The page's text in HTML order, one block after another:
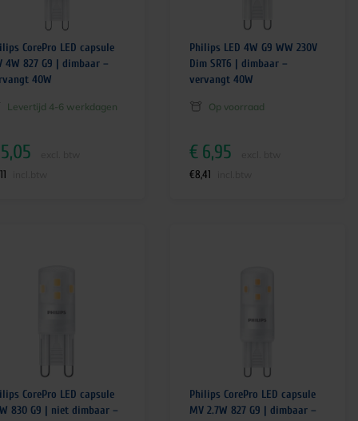
CorePro LED capsule
4W 827 G9 | dimbaar –
40W
Levertijd 4-6 werkdagen
5,05
Philips LED 4W G9 WW 230V
Dim SRT6 | dimbaar –
vervangt 40W
Op voorraad
€ 6,95
€8,41
CorePro LED capsule
830 G9 | niet dimbaar –
Philips CorePro LED capsule
MV 2.7W 827 G9 | dimbaar –